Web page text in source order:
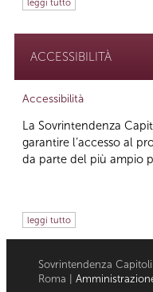
leggi tutto
ACCESSIBILITÀ
Accessibilità
La Sovrintendenza
garantire l’accesso al
da parte del più ampio
leggi tutto
Sovrintendenza
Roma |